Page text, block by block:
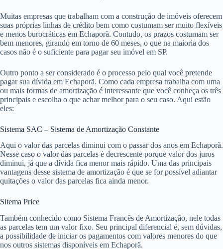
Muitas empresas que trabalham com a construção de imóveis oferecem
suas próprias linhas de crédito bem como costumam ser muito flexíveis
e menos burocráticas em Echaporã. Contudo, os prazos costumam ser
bem menores, girando em torno de 60 meses, o que na maioria dos
casos não é o suficiente para pagar seu imóvel em SP.
Outro ponto a ser considerado é o processo pelo qual você pretende
pagar sua dívida em Echaporã. Como cada empresa trabalha com uma
ou mais formas de amortização é interessante que você conheça os três
principais e escolha o que achar melhor para o seu caso. Aqui estão
eles:
Sistema SAC – Sistema de Amortização Constante
Aqui o valor das parcelas diminui com o passar dos anos em Echaporã.
Nesse caso o valor das parcelas é decrescente porque valor dos juros
diminui, já que a dívida fica menor mais rápido. Uma das principais
vantagens desse sistema de amortização é que se for possível adiantar
quitações o valor das parcelas fica ainda menor.
Sitema Price
Também conhecido como Sistema Francês de Amortização, nele todas
as parcelas tem um valor fixo. Seu principal diferencial é, sem dúvidas,
a possibilidade de iniciar os pagamentos com valores menores do que
nos outros sistemas disponíveis em Echaporã.